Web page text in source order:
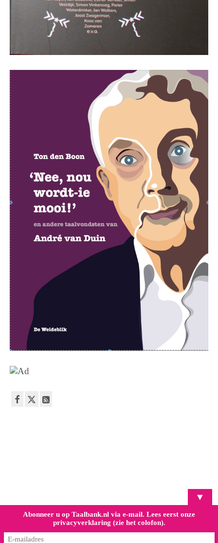
▼
Abonneer u op Taalbank.nl via e-mail. Lees eerst onze
privacyverklaring (zie het colofon).